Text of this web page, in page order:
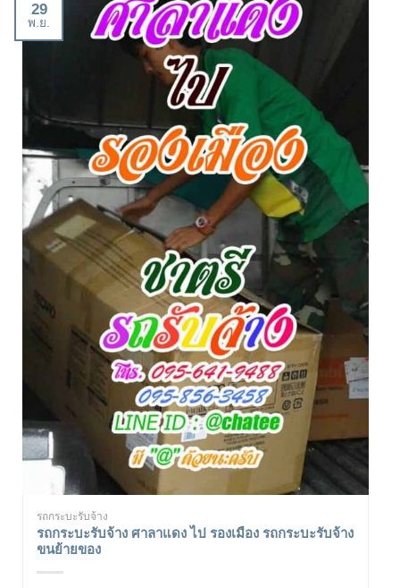
29
พ.ย.
รถกระบะรับจ้าง
รถกระบะรับจ้าง ศาลาแดง ไป รองเมือง รถกระบะรับจ้าง
ขนย้ายของ